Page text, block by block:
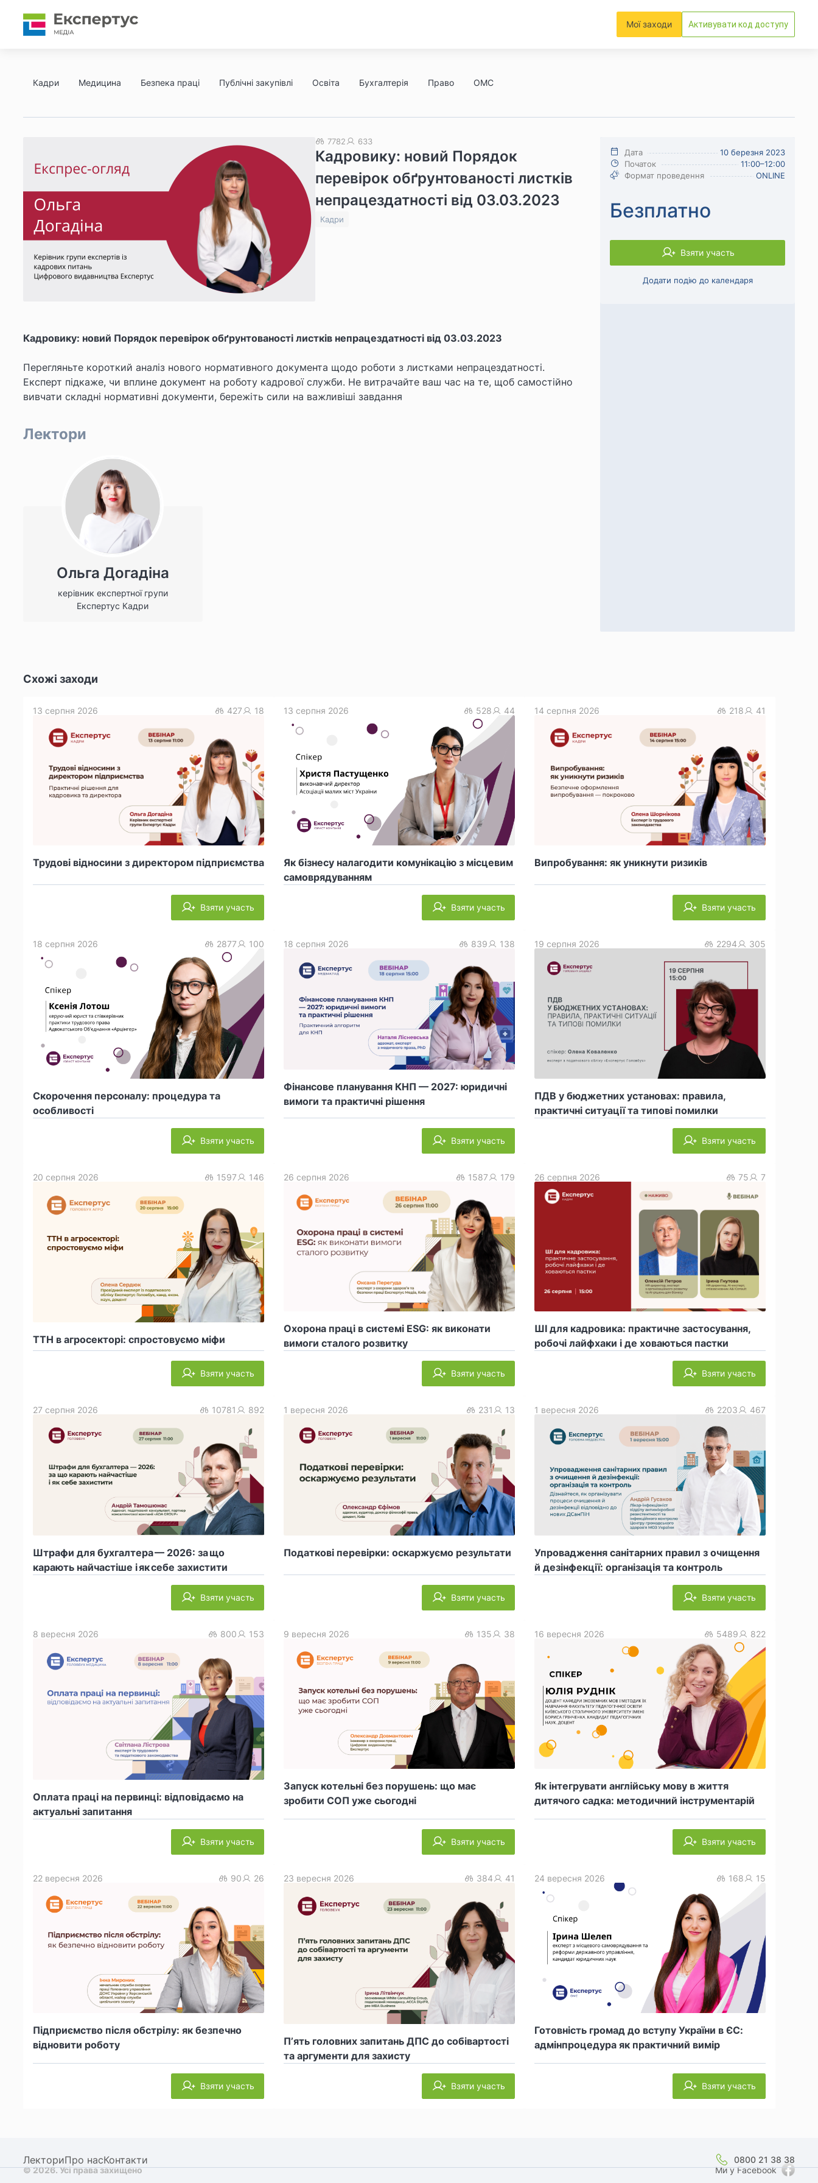
Мої заходи Активувати код доступу
Кадри Медицина Безпека праці Публічні закупівлі Освіта Бухгалтерія Право ОМС
Кадровику: новий Порядок
перевірок обґрунтованості листків
непрацездатності від 03.03.2023
7782 633
Кадри
Кадровику: новий Порядок перевірок обґрунтованості листків непрацездатності від 03.03.2023
Перегляньте короткий аналіз нового нормативного документа щодо роботи з листками непрацездатності.
Експерт підкаже, чи вплине документ на роботу кадрової служби. Не витрачайте ваш час на те, щоб самостійно
вивчати складні нормативні документи, бережіть сили на важливіші завдання
Лектори
Ольга Догадіна
керівник експертної групи
Експертус Кадри
Дата
10 березня 2023
Початок
11:00–12:00
Формат проведення
ONLINE
Безплатно
Взяти участь
Додати подію до календаря
Схожі заходи
Трудові відносини з директором підприємства
13 серпня 2026 427 18
Взяти участь
Як бізнесу налагодити комунікацію з місцевим
самоврядуванням
13 серпня 2026 528 44
Взяти участь
Випробування: як уникнути ризиків
14 серпня 2026 218 41
Взяти участь
Скорочення персоналу: процедура та
особливості
18 серпня 2026 2877 100
Взяти участь
Фінансове планування КНП — 2027: юридичні
вимоги та практичні рішення
18 серпня 2026 839 138
Взяти участь
ПДВ у бюджетних установах: правила,
практичні ситуації та типові помилки
19 серпня 2026 2294 305
Взяти участь
ТТН в агросекторі: спростовуємо міфи
20 серпня 2026 1597 146
Взяти участь
Охорона праці в системі ESG: як виконати
вимоги сталого розвитку
26 серпня 2026 1587 179
Взяти участь
ШІ для кадровика: практичне застосування,
робочі лайфхаки і де ховаються пастки
26 серпня 2026 75 7
Взяти участь
Штрафи для бухгалтера — 2026: за що
карають найчастіше і як себе захистити
27 серпня 2026 10781 892
Взяти участь
Податкові перевірки: оскаржуємо результати
1 вересня 2026 231 13
Взяти участь
Упровадження санітарних правил з очищення
й дезінфекції: організація та контроль
1 вересня 2026 2203 467
Взяти участь
Оплата праці на первинці: відповідаємо на
актуальні запитання
8 вересня 2026 800 153
Взяти участь
Запуск котельні без порушень: що має
зробити СОП уже сьогодні
9 вересня 2026 135 38
Взяти участь
Як інтегрувати англійську мову в життя
дитячого садка: методичний інструментарій
16 вересня 2026 5489 822
Взяти участь
Підприємство після обстрілу: як безпечно
відновити роботу
22 вересня 2026 90 26
Взяти участь
П’ять головних запитань ДПС до собівартості
та аргументи для захисту
23 вересня 2026 384 41
Взяти участь
Готовність громад до вступу України в ЄС:
адмінпроцедура як практичний вимір
24 вересня 2026 168 15
Взяти участь
ЛекториПро насКонтакти
0800 21 38 38
Ми у Facebook
© 2026. Усі права захищено